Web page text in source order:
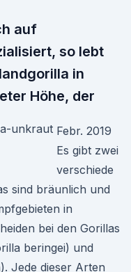
auf
so lebt
in
Höhe, der
Febr. 2019
Es gibt zwei
verschiede
sind bräunlich und
in
bei den Gorillas
beringei) und
Jede dieser Arten